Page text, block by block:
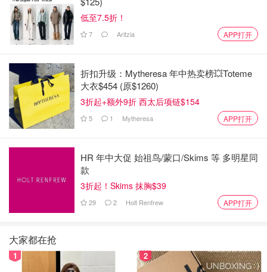
名字加载中
低至7.5折！
7 Aritzia APP打开
折扣升级：Mytheresa 年中热卖榜💥Toteme
大衣$454 (原$1260)
3折起+额外9折 西太后项链$154
5 1 Mytheresa APP打开
HR 年中大促 始祖鸟/蒙口/Skims 等 多明星同
款
3折起！Skims 抹胸$39
29 2 Holt Renfrew APP打开
大家都在抢
1 2